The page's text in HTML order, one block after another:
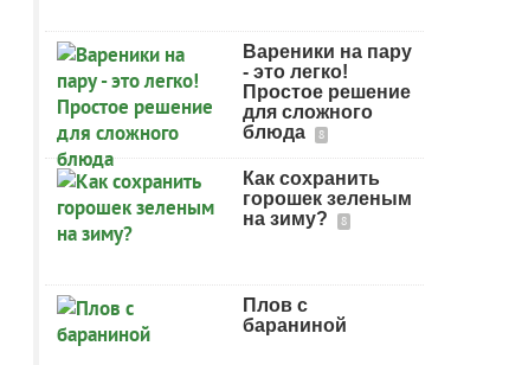
Вареники на пару
- это легко!
Простое решение
для сложного
блюда
8
Как сохранить
горошек зеленым
на зиму?
8
Плов с
бараниной